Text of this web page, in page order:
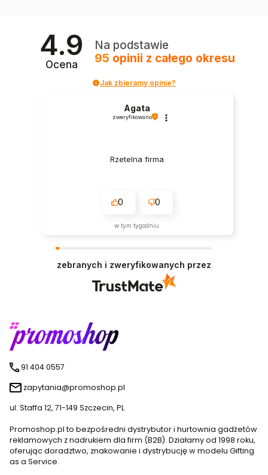
4.9
Ocena
Na podstawie
95 opinii z całego okresu
Jak zbieramy opinie?
Agata
zweryfikowano
Rzetelna firma
0 0
w tym tygodniu
zebranych i zweryfikowanych przez
91 404 0557
zapytania@promoshop.pl
ul. Staffa 12, 71-149 Szczecin, PL
Promoshop.pl to bezpośredni dystrybutor i hurtownia gadżetów
reklamowych z nadrukiem dla firm (B2B). Działamy od 1998 roku,
oferując doradztwo, znakowanie i dystrybucję w modelu Gifting
as a Service.